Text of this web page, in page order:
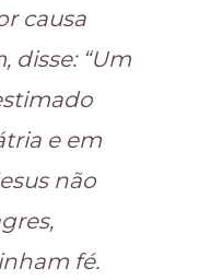
causa
disse: “Um
e em
não
fé.